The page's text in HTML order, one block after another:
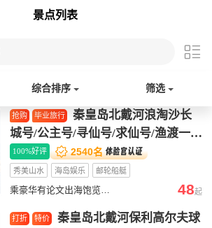
景点列表

综合排序 筛选
抢购 毕业旅行
秦皇岛北戴河浪淘沙长
城号/公主号/寻仙号/求仙号/渔渡一号
海东青游轮游船
100%好评  2540名 
秀美山水 海岛娱乐 邮轮船艇
48起
打折 特价
秦皇岛北戴河保利高尔夫球